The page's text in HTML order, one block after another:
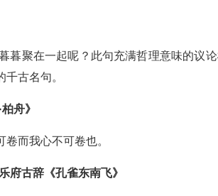
暮聚在一起呢？此句充满哲理意味的议
古名句。
舟》
而我心不可卷也。
古辞《孔雀东南飞》